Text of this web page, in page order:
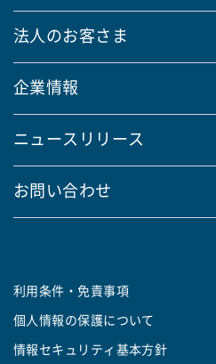
法人のお客さま
企業情報
ニュースリリース
お問い合わせ
利用条件・免責事項
個人情報の保護について
情報セキュリティ基本方針